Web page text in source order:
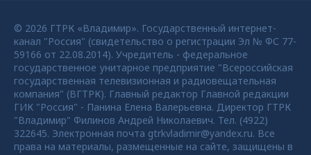
© 2026 ГТРК «Владимир». Государственный интернет-
канал "Россия" (свидетельство о регистрации Эл № ФС 77-
59166 от 22.08.2014). Учредитель - федеральное
государственное унитарное предприятие "Всероссийская
государственная телевизионная и радиовещательная
компания" (ВГТРК). Главный редактор Главной редакции
ГИК "Россия" - Панина Елена Валерьевна. Директор ГТРК
"Владимир" Филинов Андрей Николаевич. Тел. (4922)
322645. Электронная почта gtrkvladimir@yandex.ru. Все
права на материалы, размещенные на сайте, защищены в